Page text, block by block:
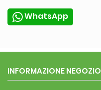
WhatsApp
INFORMAZIONE NEGOZIO